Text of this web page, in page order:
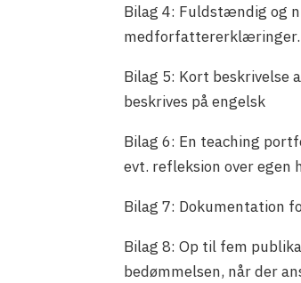
Bilag 4: Fuldstændig og
medforfattererklæringer.
Bilag 5: Kort
beskrives på engelsk
Bilag 6: En teaching
evt. refleksion over
Bilag 7: Dokumentation
Bilag 8: Op til fem
bedømmelsen, når der